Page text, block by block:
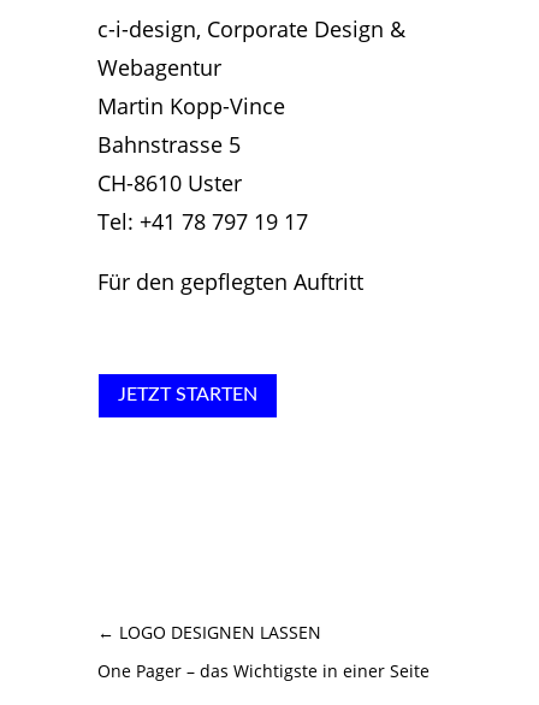
c-i-design, Corporate Design &
Webagentur
Martin Kopp-Vince
Bahnstrasse 5
CH-8610 Uster
Tel: +41 78 797 19 17
Für den gepflegten Auftritt
JETZT STARTEN
← LOGO DESIGNEN LASSEN
One Pager – das Wichtigste in einer Seite